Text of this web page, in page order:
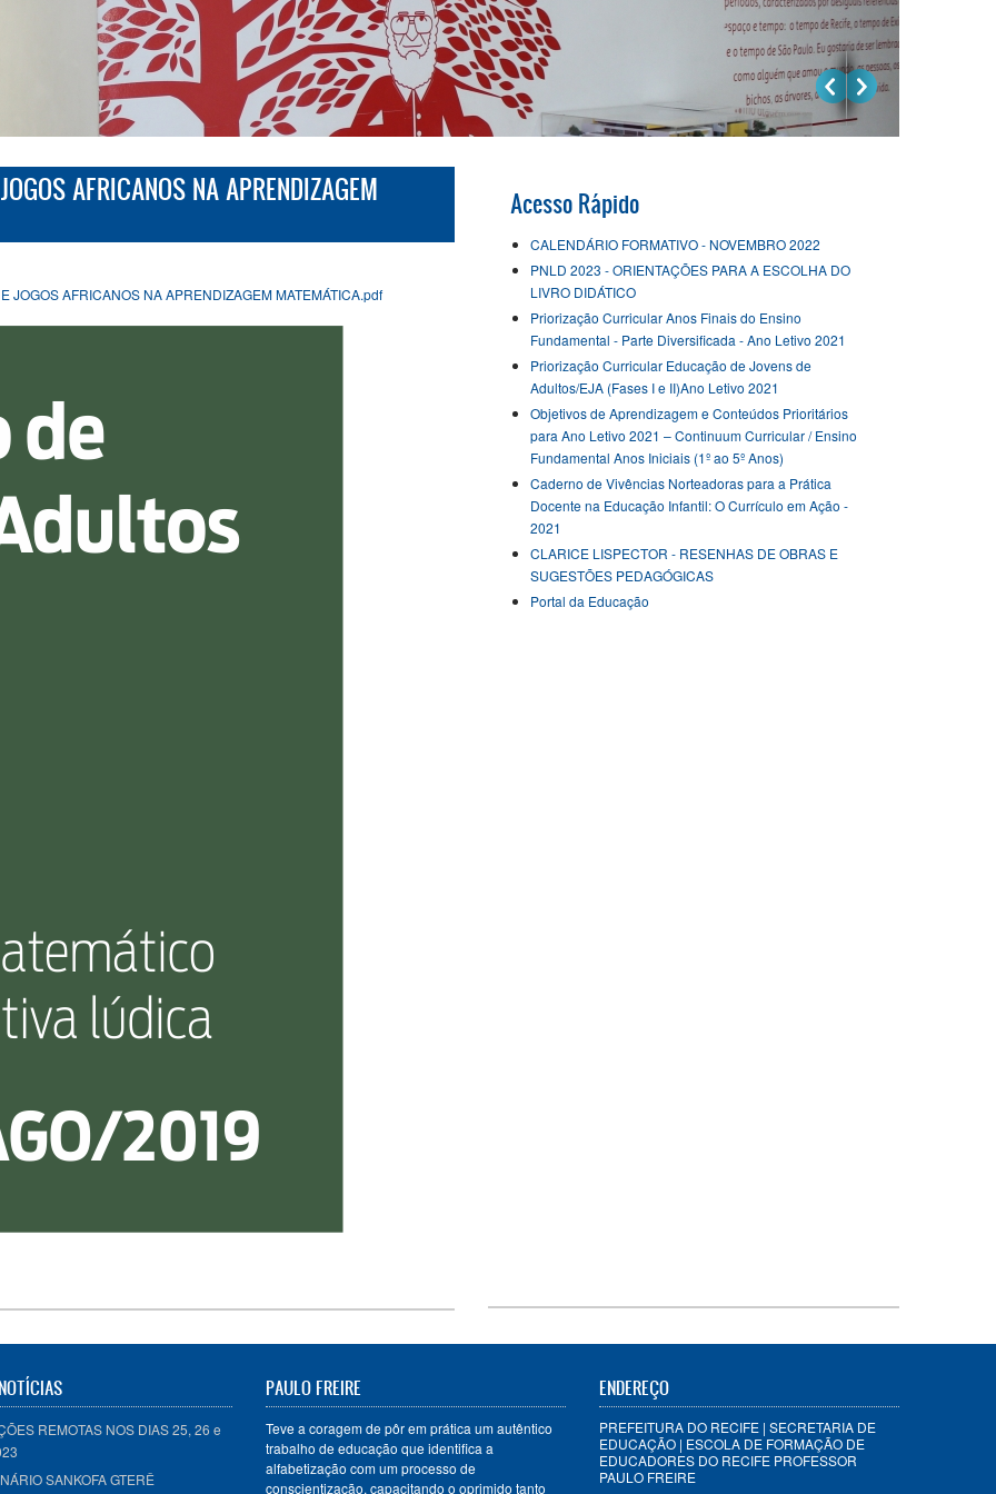
AFRICANOS NA APRENDIZAGEM
AFRICANOS NA APRENDIZAGEM MATEMÁTICA.pdf
Acesso Rápido
CALENDÁRIO FORMATIVO - NOVEMBRO 2022
PNLD 2023 - ORIENTAÇÕES PARA A ESCOLHA DO
LIVRO DIDÁTICO
Priorização Curricular Anos Finais do Ensino
Fundamental - Parte Diversificada - Ano Letivo 2021
Priorização Curricular Educação de Jovens de
Adultos/EJA (Fases I e II)Ano Letivo 2021
Objetivos de Aprendizagem e Conteúdos Prioritários
para Ano Letivo 2021 – Continuum Curricular / Ensino
Fundamental Anos Iniciais (1º ao 5º Anos)
Caderno de Vivências Norteadoras para a Prática
Docente na Educação Infantil: O Currículo em Ação -
2021
CLARICE LISPECTOR - RESENHAS DE OBRAS E
SUGESTÕES PEDAGÓGICAS
Portal da Educação
REMOTAS NOS DIAS 25, 26 e
SANKOFA GTERÊ
PAULO FREIRE
Teve a coragem de pôr em prática um autêntico
trabalho de educação que identifica a
alfabetização com um processo de
conscientização, capacitando o oprimido tanto
ENDEREÇO
PREFEITURA DO RECIFE | SECRETARIA DE
EDUCAÇÃO | ESCOLA DE FORMAÇÃO DE
EDUCADORES DO RECIFE PROFESSOR
PAULO FREIRE